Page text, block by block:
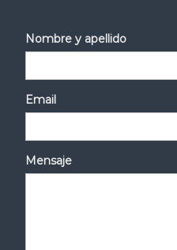
Nombre y apellido
Email
Mensaje